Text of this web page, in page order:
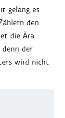
gelang es
den
die Ära
denn der
wird nicht